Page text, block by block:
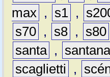
max , s1 ,
s70 , s8 , s80
santa ,
scaglietti
,